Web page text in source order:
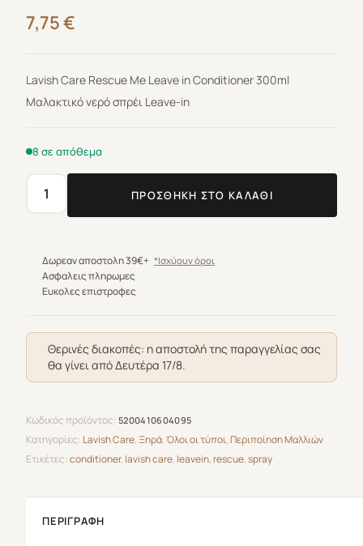
7,75€
Lavish Care Rescue Me Leave in Conditioner 300ml
Μαλακτικό νερό σπρέι Leave-in
8 σε απόθεμα
Lavish
Leave
300ml
ποσότητα
ΠΡΟΣΘΉΚΗ ΣΤΟ ΚΑΛΆΘΙ
Δωρεαν αποστολη 39€+ *Ισχύουν όροι
Ασφαλεις πληρωμες
Ευκολες επιστροφες
Θερινές διακοπές: η αποστολή της παραγγελίας σας
θα γίνει από Δευτέρα 17/8.
Κωδικός προϊόντος: 5200410604095
Κατηγορίες: Lavish Care,Ξηρά,Όλοι οι τύποι,Περιποίηση Μαλλιών
Ετικέτες:conditioner, lavish care, leavein,rescue,spray
ΠΕΡΙΓΡΑΦΉ